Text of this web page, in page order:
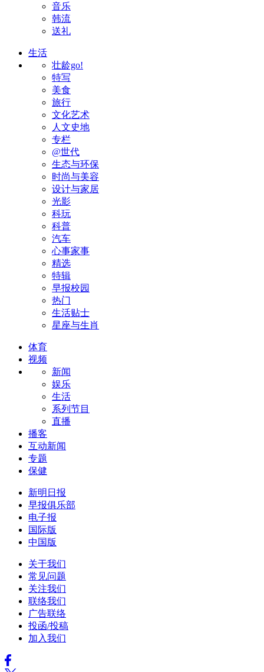
音乐
韩流
送礼
生活
壮龄go!
特写
美食
旅行
文化艺术
人文史地
专栏
@世代
生态与环保
时尚与美容
设计与家居
光影
科玩
科普
汽车
心事家事
精选
特辑
早报校园
热门
生活贴士
星座与生肖
体育
视频
新闻
娱乐
生活
系列节目
直播
播客
互动新闻
专题
保健
新明日报
早报俱乐部
电子报
国际版
中国版
关于我们
常见问题
关注我们
联络我们
广告联络
投函/投稿
加入我们